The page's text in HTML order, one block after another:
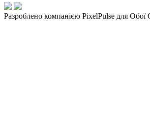
Разроблено компанією PixelPulse для